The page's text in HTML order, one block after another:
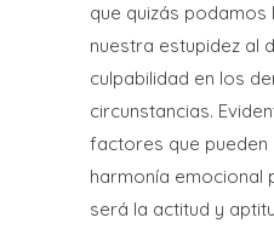
que quizás
nuestra estupidez al
culpabilidad en los
circunstancias.
factores que
harmonía emocional
será la actitud y